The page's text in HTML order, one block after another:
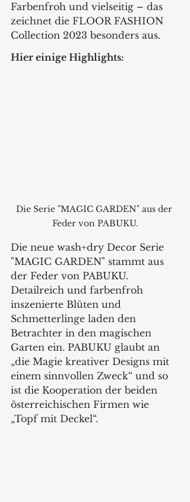
Farbenfroh und vielseitig – das
zeichnet die FLOOR FASHION
Collection 2023 besonders aus.
Hier einige Highlights:
Die Serie "MAGIC GARDEN" aus der
Feder von PABUKU.
Die neue wash+dry Decor Serie
"MAGIC GARDEN" stammt aus
der Feder von PABUKU.
Detailreich und farbenfroh
inszenierte Blüten und
Schmetterlinge laden den
Betrachter in den magischen
Garten ein. PABUKU glaubt an
„die Magie kreativer Designs mit
einem sinnvollen Zweck“ und so
ist die Kooperation der beiden
österreichischen Firmen wie
„Topf mit Deckel“.